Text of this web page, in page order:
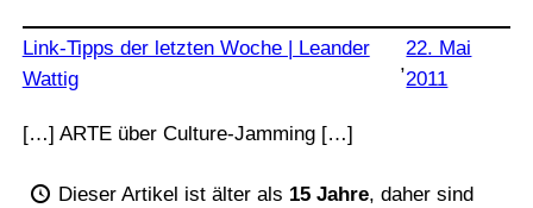
Link-Tipps der letzten Woche | Leander
Wattig
,
22. Mai
2011
[…] ARTE über Culture-Jamming […]
Dieser Artikel ist älter als 15 Jahre, daher sind